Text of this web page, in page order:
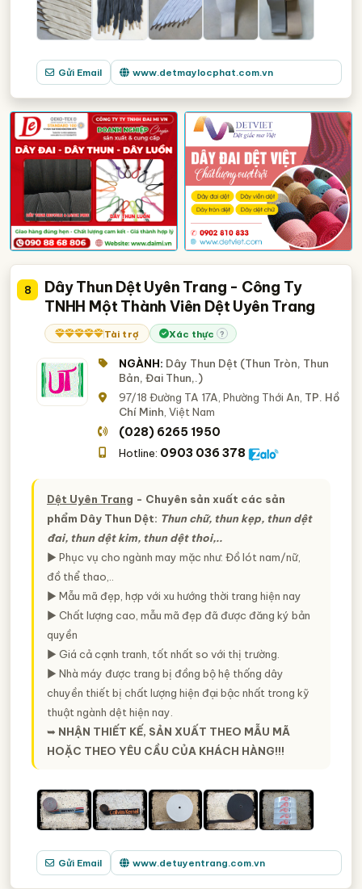
Gửi Email www.detmaylocphat.com.vn
8
Dây Thun Dệt Uyên Trang - Công Ty
TNHH Một Thành Viên Dệt Uyên Trang
Tài trợ Xác thực ?
NGÀNH: Dây Thun Dệt (Thun Tròn, Thun
Bản, Đai Thun,.)
97/18 Đường TA 17A, Phường Thới An, TP. Hồ
Chí Minh, Việt Nam
(028) 6265 1950
Hotline: 0903 036 378
Dệt Uyên Trang - Chuyên sản xuất các sản
phẩm Dây Thun Dệt: Thun chữ, thun kẹp, thun dệt
đai, thun dệt kim, thun dệt thoi,..
► Phục vụ cho ngành may mặc như: Đồ lót nam/nữ,
đồ thể thao,..
► Mẫu mã đẹp, hợp với xu hướng thời trang hiện nay
► Chất lượng cao, mẫu mã đẹp đã được đăng ký bản
quyền
► Giá cả cạnh tranh, tốt nhất so với thị trường.
► Nhà máy được trang bị đồng bộ hệ thống dây
chuyền thiết bị chất lượng hiện đại bậc nhất trong kỹ
thuật ngành dệt hiện nay.
➥ NHẬN THIẾT KẾ, SẢN XUẤT THEO MẪU MÃ
HOẶC THEO YÊU CẦU CỦA KHÁCH HÀNG!!!
Gửi Email www.detuyentrang.com.vn